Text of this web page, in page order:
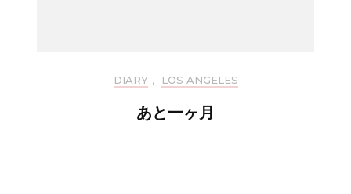
DIARY , LOS ANGELES
あと一ヶ月